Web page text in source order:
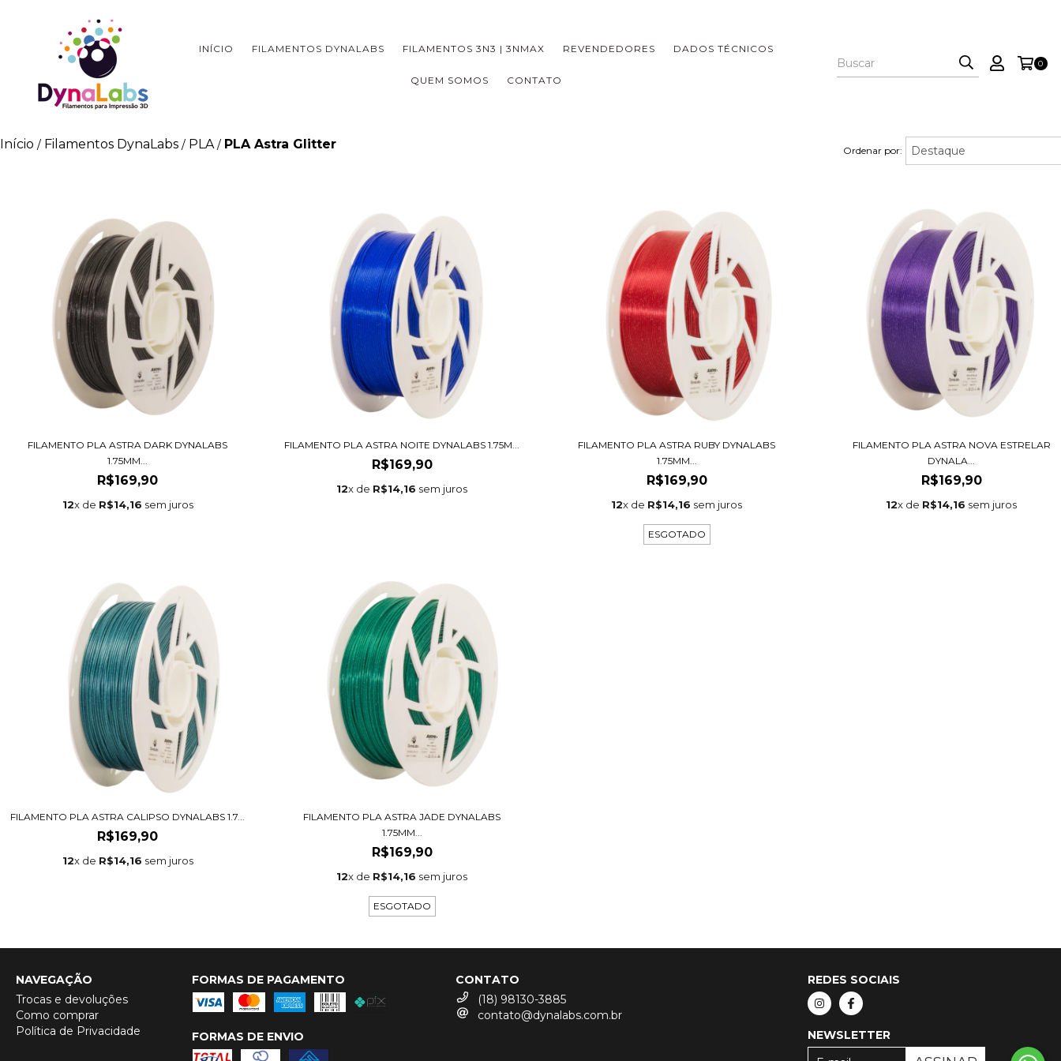
INÍCIO FILAMENTOS DYNALABS FILAMENTOS 3N3 | 3NMAX REVENDEDORES DADOS TÉCNICOS
QUEM SOMOS CONTATO
0
Início / Filamentos DynaLabs / PLA / PLA Astra Glitter Ordenar por:
FILAMENTO PLA ASTRA DARK DYNALABS
1.75MM...
R$169,90
12x de R$14,16 sem juros
FILAMENTO PLA ASTRA NOITE DYNALABS 1.75M...
R$169,90
12x de R$14,16 sem juros
FILAMENTO PLA ASTRA RUBY DYNALABS
1.75MM...
R$169,90
12x de R$14,16 sem juros
ESGOTADO
FILAMENTO PLA ASTRA NOVA ESTRELAR
DYNALA...
R$169,90
12x de R$14,16 sem juros
FILAMENTO PLA ASTRA CALIPSO DYNALABS 1.7...
R$169,90
12x de R$14,16 sem juros
FILAMENTO PLA ASTRA JADE DYNALABS
1.75MM...
R$169,90
12x de R$14,16 sem juros
ESGOTADO
NAVEGAÇÃO
Trocas e devoluções
Como comprar
Política de Privacidade
FORMAS DE PAGAMENTO
FORMAS DE ENVIO
CONTATO
(18) 98130-3885
contato@dynalabs.com.br
REDES SOCIAIS
NEWSLETTER